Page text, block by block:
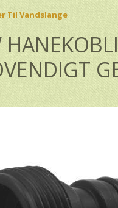
Til Vandslange